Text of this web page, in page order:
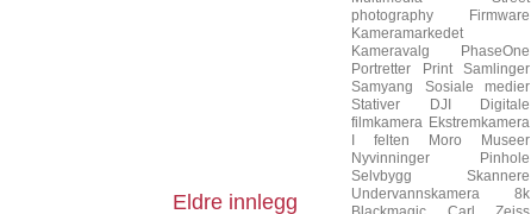
Eldre innlegg
photography
Firmware
Kameramarkedet
Kameravalg
PhaseOne
Portretter
Print
Samlinger
Samyang
Sosiale medier
Stativer
DJI
Digitale
filmkamera Ekstremkamera
I felten
Moro
Museer
Nyvinninger
Pinhole
Selvbygg
Skannere
Undervannskamera
8k
Blackmagic
Carl Zeiss